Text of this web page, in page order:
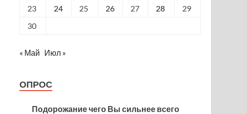
23
24 25 26 27 28
29
30
« Май Июл »
ОПРОС
Подорожание чего Вы сильнее всего